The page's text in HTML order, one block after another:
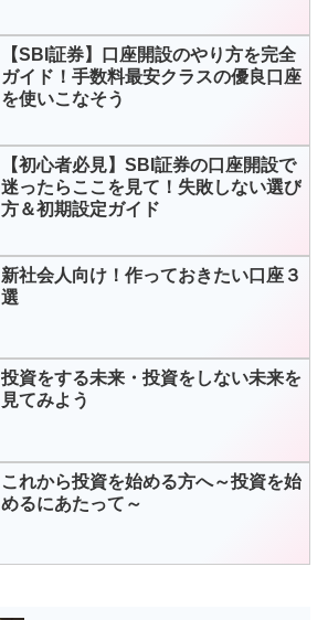
【SBI証券】口座開設のやり方を完全
ガイド！手数料最安クラスの優良口座
を使いこなそう
【初心者必見】SBI証券の口座開設で
迷ったらここを見て！失敗しない選び
方＆初期設定ガイド
新社会人向け！作っておきたい口座３
選
投資をする未来・投資をしない未来を
見てみよう
これから投資を始める方へ～投資を始
めるにあたって～